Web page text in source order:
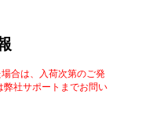
合は、入荷次第のご発
弊社サポートまでお問い